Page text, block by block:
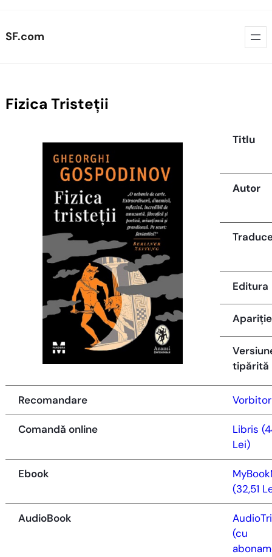
to
SF.com
Fizica Tristeții
Titlu
Autor
Editura
Apariție
tipărită
Recomandare
Comandă online
Libris
Lei)
Ebook
(32,51
AudioBook
(cu